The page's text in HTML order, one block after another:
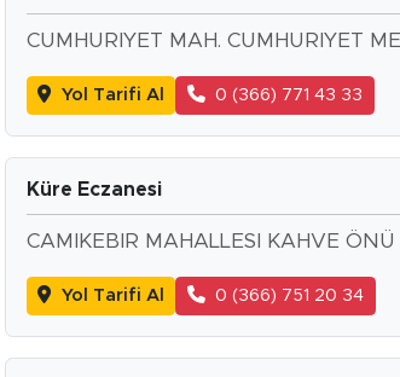
CUMHURIYET MAH. CUMHURIYET
Yol Tarifi Al 0 (366) 771 43 33
Küre Eczanesi
CAMIKEBIR MAHALLESI KAHVE ÖNÜ
Yol Tarifi Al 0 (366) 751 20 34